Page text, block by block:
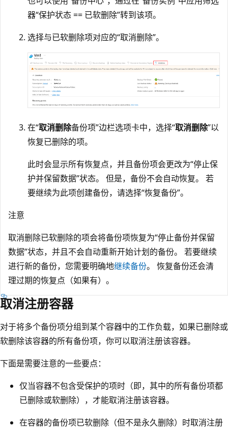
器“保护状态 == 已软删除”转到该项。
选择与已软删除项对应的“取消删除”。
在“取消删除备份项”边栏选项卡中，选择“取消删除”以
恢复已删除的项。
此时会显示所有恢复点，并且备份项会更改为“停止保
护并保留数据”状态。 但是，备份不会自动恢复。 若
要继续为此项创建备份，请选择“恢复备份”。
注意
取消删除已软删除的项会将备份项恢复为“停止备份并保留
数据”状态，并且不会自动重新开始计划的备份。 若要继续
进行新的备份，您需要明确地继续备份。 恢复备份还会清
理过期的恢复点（如果有）。
取消注册容器
对于将多个备份项分组到某个容器中的工作负载，如果已删除或
软删除该容器的所有备份项，你可以取消注册该容器。
下面是需要注意的一些要点：
仅当容器不包含受保护的项时（即，其中的所有备份项都
已删除或软删除），才能取消注册该容器。
在容器的备份项已软删除（但不是永久删除）时取消注册